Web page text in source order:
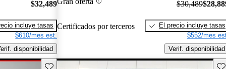
$32,489
incluye tasas
$610/mes est.
disponibilidad
Certificados por terceros
$30,489
El precio incluye tasas
$552/mes
Verif. disponibilidad
Guarda este Aviso